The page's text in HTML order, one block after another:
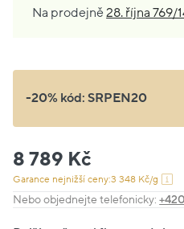
Na prodejně28. října 769/
-20% kód:SRPEN20
8 789 Kč
Garance nejnižší ceny:3 348 Kč/g
Nebo objednejte telefonicky: